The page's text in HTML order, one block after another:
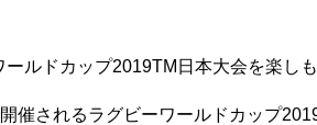
ルドカップ2019TM日本大会を楽しも
催されるラグビーワールドカップ